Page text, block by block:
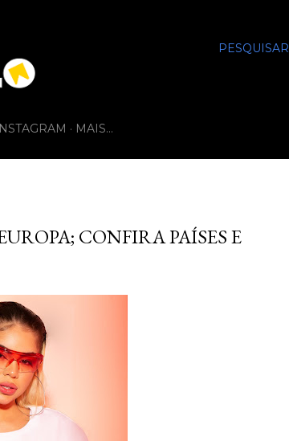
PESQUISAR
MAIS…
CONFIRA PAÍSES E